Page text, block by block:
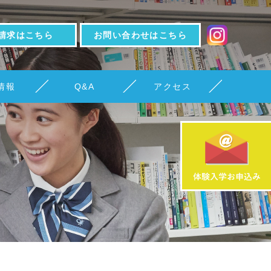
求はこちら お問い合わせはこちら
報 Q&A アクセス